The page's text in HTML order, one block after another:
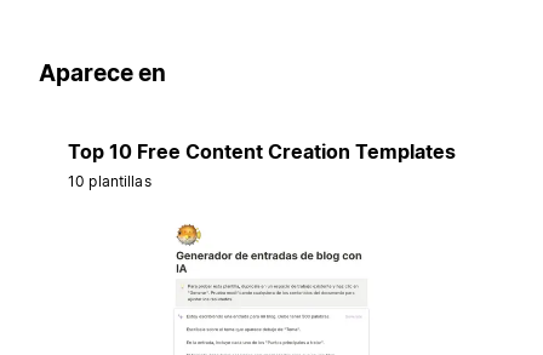
Aparece en
Top 10 Free Content Creation Templates
10 plantillas